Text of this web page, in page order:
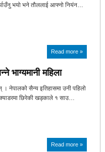
भयो भने तौललाई आफ्नो नियंन…
Read more »
भाग्यमानी महिला
। नेपालको सैन्य इतिहासमा उनी पहिलो
छिरेकी खड्काले १ साउ…
Read more »